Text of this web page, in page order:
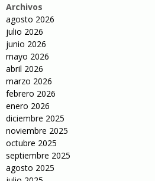
Archivos
agosto 2026
julio 2026
junio 2026
mayo 2026
abril 2026
marzo 2026
febrero 2026
enero 2026
diciembre 2025
noviembre 2025
octubre 2025
septiembre 2025
agosto 2025